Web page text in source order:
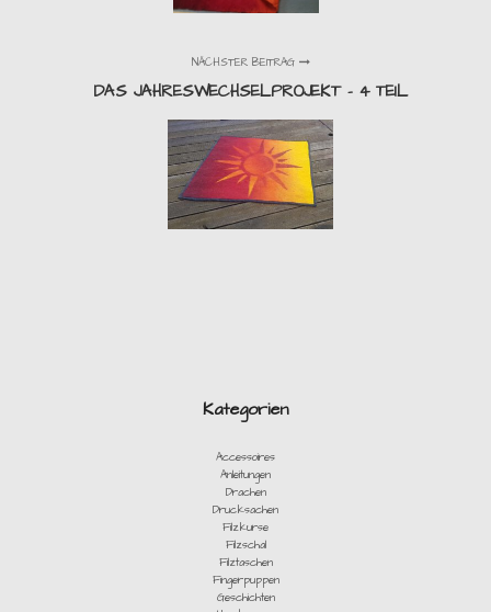
NÄCHSTER BEITRAG
DAS JAHRESWECHSELPROJEKT - 4 TEIL
Kategorien
Accessoires
Anleitungen
Drachen
Drucksachen
Filzkurse
Filzschal
Filztaschen
Fingerpuppen
Geschichten